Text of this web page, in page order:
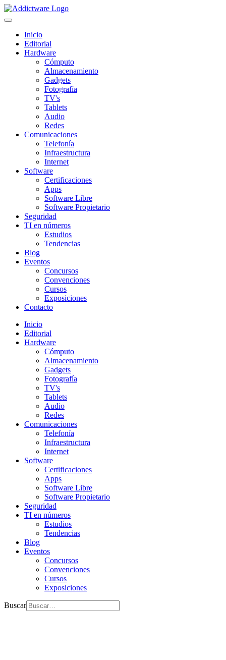
Inicio
Editorial
Hardware
Cómputo
Almacenamiento
Gadgets
Fotografía
TV's
Tablets
Audio
Redes
Comunicaciones
Telefonía
Infraestructura
Internet
Software
Certificaciones
Apps
Software Libre
Software Propietario
Seguridad
TI en números
Estudios
Tendencias
Blog
Eventos
Concursos
Convenciones
Cursos
Exposiciones
Contacto
Inicio
Editorial
Hardware
Cómputo
Almacenamiento
Gadgets
Fotografía
TV's
Tablets
Audio
Redes
Comunicaciones
Telefonía
Infraestructura
Internet
Software
Certificaciones
Apps
Software Libre
Software Propietario
Seguridad
TI en números
Estudios
Tendencias
Blog
Eventos
Concursos
Convenciones
Cursos
Exposiciones
Buscar